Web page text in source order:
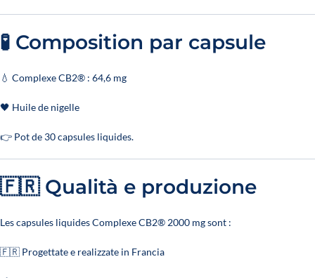
🧪 Composition par capsule
💧 Complexe CB2® : 64,6 mg
🖤 Huile de nigelle
👉 Pot de 30 capsules liquides.
🇫🇷 Qualità e produzione
Les capsules liquides Complexe CB2® 2000 mg sont :
🇫🇷 Progettate e realizzate in Francia